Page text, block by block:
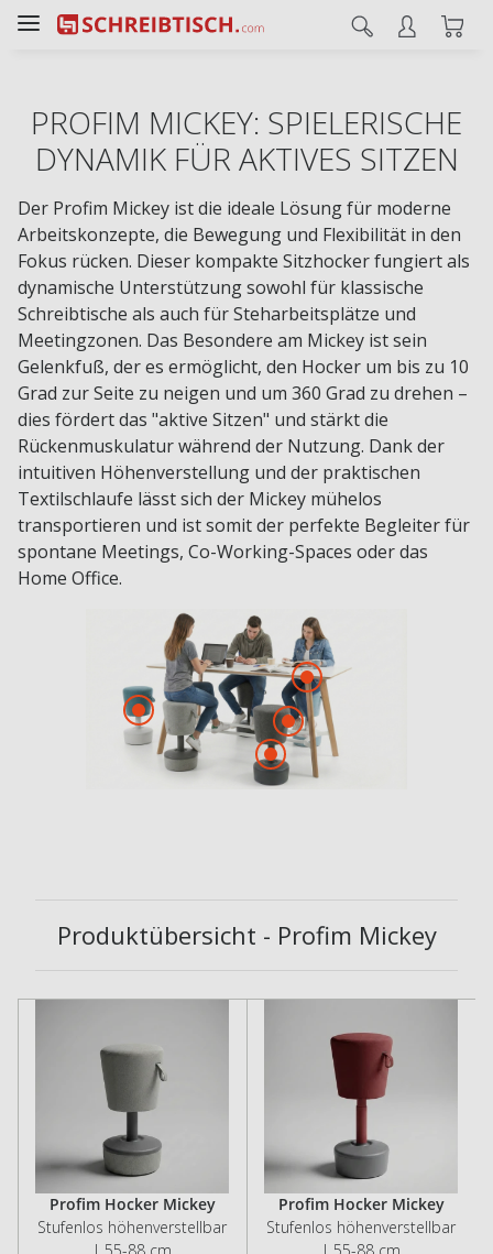
PROFIM MICKEY: SPIELERISCHE
DYNAMIK FÜR AKTIVES SITZEN
Der Profim Mickey ist die ideale Lösung für moderne
Arbeitskonzepte, die Bewegung und Flexibilität in den
Fokus rücken. Dieser kompakte Sitzhocker fungiert als
dynamische Unterstützung sowohl für klassische
Schreibtische als auch für Steharbeitsplätze und
Meetingzonen. Das Besondere am Mickey ist sein
Gelenkfuß, der es ermöglicht, den Hocker um bis zu 10
Grad zur Seite zu neigen und um 360 Grad zu drehen –
dies fördert das "aktive Sitzen" und stärkt die
Rückenmuskulatur während der Nutzung. Dank der
intuitiven Höhenverstellung und der praktischen
Textilschlaufe lässt sich der Mickey mühelos
transportieren und ist somit der perfekte Begleiter für
spontane Meetings, Co-Working-Spaces oder das
Home Office.
Produktübersicht - Profim Mickey
Profim Hocker Mickey
Stufenlos höhenverstellbar
| 55-88 cm
Profim Hocker Mickey
Stufenlos höhenverstellbar
| 55-88 cm